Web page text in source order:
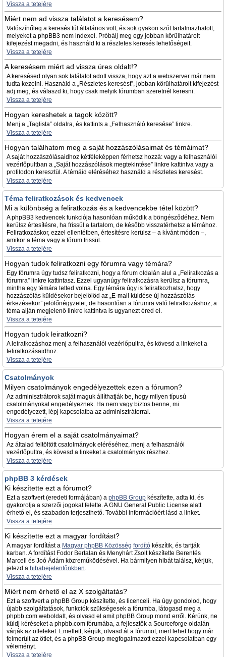
Vissza a tetejére
Miért nem ad vissza találatot a keresésem?
Valószínűleg a keresés túl általános volt, és sok gyakori szót tartalmazhatott,
melyeket a phpBB3 nem indexel. Próbálj meg egy jobban körülhatárolt
kifejezést megadni, és használd ki a részletes keresés lehetőségeit.
Vissza a tetejére
A keresésem miért ad vissza üres oldalt!?
A keresésed olyan sok találatot adott vissza, hogy azt a webszerver már nem
tudta kezelni. Használd a „Részletes keresést”, jobban körülhatárolt kifejezést
adj meg, és válaszd ki, hogy csak melyik fórumban szeretnél keresni.
Vissza a tetejére
Hogyan kereshetek a tagok között?
Menj a „Taglista” oldalra, és kattints a „Felhasználó keresése” linkre.
Vissza a tetejére
Hogyan találhatom meg a saját hozzászólásaimat és témáimat?
A saját hozzászólásaidhoz kétféleképpen férhetsz hozzá: vagy a felhasználói
vezérlőpultban a „Saját hozzászólások megtekintése” linkre kattintva vagy a
profilodon keresztül. A témáid eléréséhez használd a részletes keresést.
Vissza a tetejére
Téma feliratkozások és kedvencek
Mi a különbség a feliratkozás és a kedvencekbe tétel között?
A phpBB3 kedvencek funkciója hasonlóan működik a böngésződéhez. Nem
kerülsz értesítésre, ha frissül a tartalom, de később visszatérhetsz a témához.
Feliratkozáskor, ezzel ellentétben, értesítésre kerülsz – a kívánt módon –,
amikor a téma vagy a fórum frissül.
Vissza a tetejére
Hogyan tudok feliratkozni egy fórumra vagy témára?
Egy fórumra úgy tudsz feliratkozni, hogy a fórum oldalán alul a „Feliratkozás a
fórumra” linkre kattintasz. Ezzel ugyanúgy feliratkozásra kerülsz a fórumra,
mintha egy témára tetted volna. Egy témára úgy is feliratkozhatsz, hogy
hozzászólás küldésekor bejelölöd az „E-mail küldése új hozzászólás
érkezésekor” jelölőnégyzetet, de hasonlóan a fórumra való feliratkozáshoz, a
téma alján megjelenő linkre kattintva is ugyanezt éred el.
Vissza a tetejére
Hogyan tudok leiratkozni?
A leiratkozáshoz menj a felhasználói vezérlőpultra, és kövesd a linkeket a
feliratkozásaidhoz.
Vissza a tetejére
Csatolmányok
Milyen csatolmányok engedélyezettek ezen a fórumon?
Az adminisztrátorok saját maguk állíthatják be, hogy milyen típusú
csatolmányokat engedélyeznek. Ha nem vagy biztos benne, mi
engedélyezett, lépj kapcsolatba az adminisztrátorral.
Vissza a tetejére
Hogyan érem el a saját csatolmányaimat?
Az általad feltöltött csatolmányok eléréséhez, menj a felhasználói
vezérlőpultra, és kövesd a linkeket a csatolmányok részhez.
Vissza a tetejére
phpBB 3 kérdések
Ki készítette ezt a fórumot?
Ezt a szoftvert (eredeti formájában) a phpBB Group készítette, adta ki, és
gyakorolja a szerzői jogokat felette. A GNU General Public License alatt
érhető el, és szabadon terjeszthető. További információért lásd a linket.
Vissza a tetejére
Ki készítette ezt a magyar fordítást?
A magyar fordítást a Magyar phpBB Közösség fordító készítik, és tartják
karban. A fordítást Fodor Bertalan és Menyhárt Zsolt készítette Berentés
Marcell és Joó Ádám közreműködésével. Ha bármilyen hibát találsz, kérjük,
jelezd a hibabejelentőnkben.
Vissza a tetejére
Miért nem érhető el az X szolgáltatás?
Ezt a szoftvert a phpBB Group készítette, és licenceli. Ha úgy gondolod, hogy
újabb szolgáltatások, funkciók szükségesek a fórumba, látogasd meg a
phpbb.com weboldalt, és olvasd el amit phpBB Group mond erről. Kérünk, ne
küldj kéréseket a phpbb.com fórumába, a fejlesztők a Sourceforge oldalán
várják az ötleteket. Emellett, kérjük, olvasd át a fórumot, mert lehet hogy már
felmerült az ötlet, és a phpBB Group megfogalmazott ezzel kapcsolatban egy
véleményt.
Vissza a tetejére